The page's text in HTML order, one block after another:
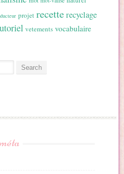
projet recetterecyclage
vetements vocabulaire